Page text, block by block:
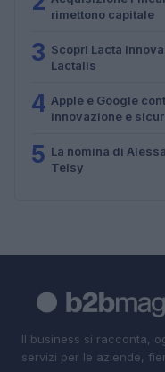
rimettono capitale
3 Scopri Lacta
Lactalis
4 Apple e Google
innovazione e
5 La nomina di
Telsy
Il business si racconta,
servizi per le aziende,